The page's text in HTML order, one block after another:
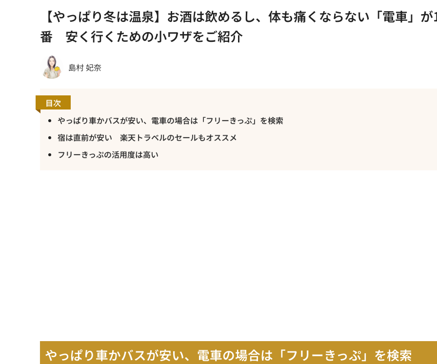
【やっぱり冬は温泉】お酒は飲めるし、体も痛くならない「電車」が
番 安く行くための小ワザをご紹介
島村 妃奈
目次
やっぱり車かバスが安い、電車の場合は「フリーきっぷ」を検索
宿は直前が安い 楽天トラベルのセールもオススメ
フリーきっぷの活用度は高い
やっぱり車かバスが安い、電車の場合は「フリーきっぷ」を検索